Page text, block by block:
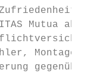
Mutua
Montage-
gegenüber